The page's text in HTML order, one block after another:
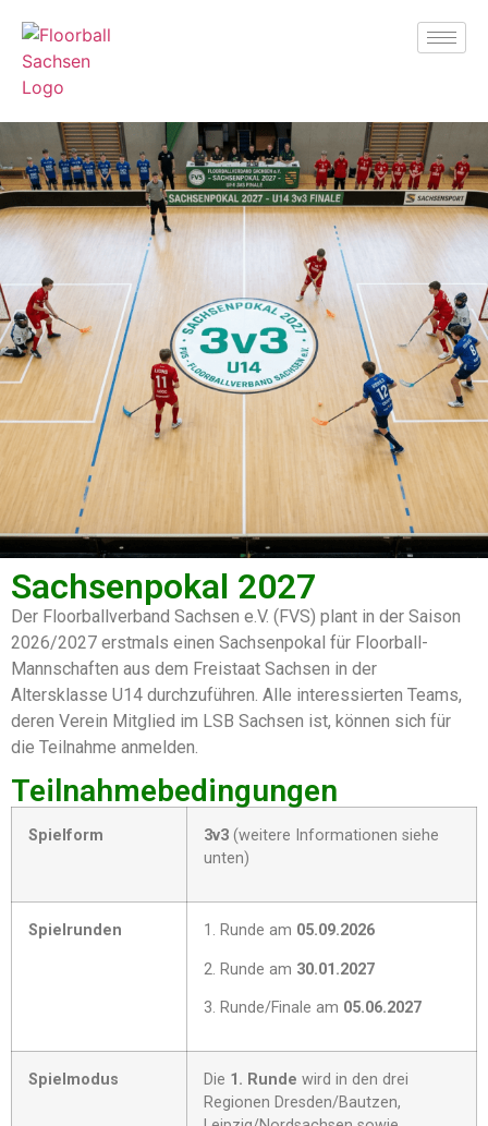
Sachsenpokal 2027
Der Floorballverband Sachsen e.V. (FVS) plant in der Saison
2026/2027 erstmals einen Sachsenpokal für Floorball-
Mannschaften aus dem Freistaat Sachsen in der
Altersklasse U14 durchzuführen. Alle interessierten Teams,
deren Verein Mitglied im LSB Sachsen ist, können sich für
die Teilnahme anmelden.
Teilnahmebedingungen
Spielform 3v3 (weitere Informationen siehe
unten)
Spielrunden 1. Runde am 05.09.2026
2. Runde am 30.01.2027
3. Runde/Finale am 05.06.2027
Spielmodus Die 1. Runde wird in den drei
Regionen Dresden/Bautzen,